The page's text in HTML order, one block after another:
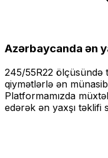
Azərbaycanda ən
245/55R22 ölçüsündə
qiymətlərlə ən
Platformamızda
edərək ən yaxşı təklifi